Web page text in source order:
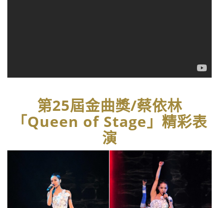
第25屆金曲獎/蔡依林
「Queen of Stage」精彩表
演